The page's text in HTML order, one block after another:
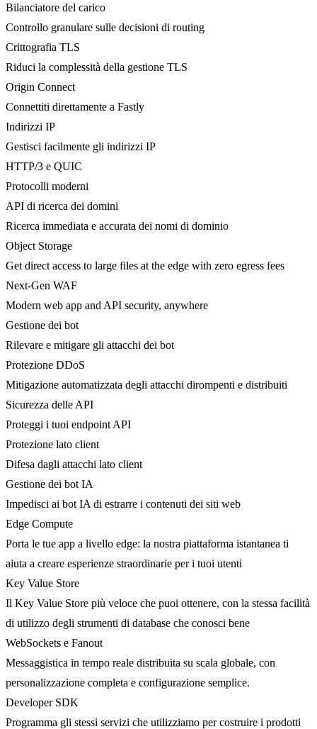
Bilanciatore del carico
Controllo granulare sulle decisioni di routing
Crittografia TLS
Riduci la complessità della gestione TLS
Origin Connect
Connettiti direttamente a Fastly
Indirizzi IP
Gestisci facilmente gli indirizzi IP
HTTP/3 e QUIC
Protocolli moderni
API di ricerca dei domini
Ricerca immediata e accurata dei nomi di dominio
Object Storage
Get direct access to large files at the edge with zero egress fees
Next-Gen WAF
Modern web app and API security, anywhere
Gestione dei bot
Rilevare e mitigare gli attacchi dei bot
Protezione DDoS
Mitigazione automatizzata degli attacchi dirompenti e distribuiti
Sicurezza delle API
Proteggi i tuoi endpoint API
Protezione lato client
Difesa dagli attacchi lato client
Gestione dei bot IA
Impedisci ai bot IA di estrarre i contenuti dei siti web
Edge Compute
Porta le tue app a livello edge: la nostra piattaforma istantanea ti
aiuta a creare esperienze straordinarie per i tuoi utenti
Key Value Store
Il Key Value Store più veloce che puoi ottenere, con la stessa facilità
di utilizzo degli strumenti di database che conosci bene
WebSockets e Fanout
Messaggistica in tempo reale distribuita su scala globale, con
personalizzazione completa e configurazione semplice.
Developer SDK
Programma gli stessi servizi che utilizziamo per costruire i prodotti